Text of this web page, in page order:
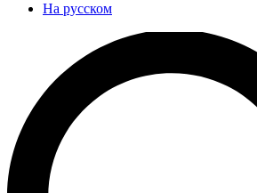
На русском